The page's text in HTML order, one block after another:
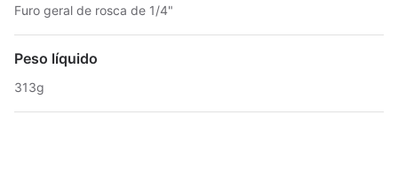
Furo geral de rosca de 1/4"
Peso líquido
313g